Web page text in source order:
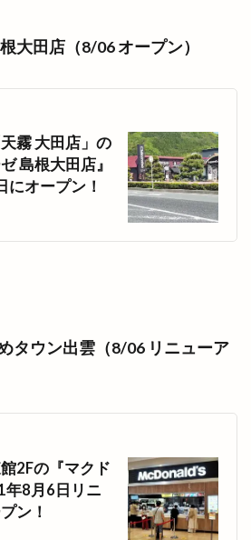
大田店（8/06 オープン）
霧 大田店」の
島根大田店』
オープン！
タウン出雲（8/06 リニューア
2Fの『マクド
年8月6日リニ
ン！